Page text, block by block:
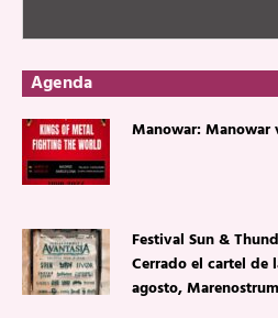
Agenda
Manowar: Manowar
Festival Sun &
Cerrado el cartel de
agosto,